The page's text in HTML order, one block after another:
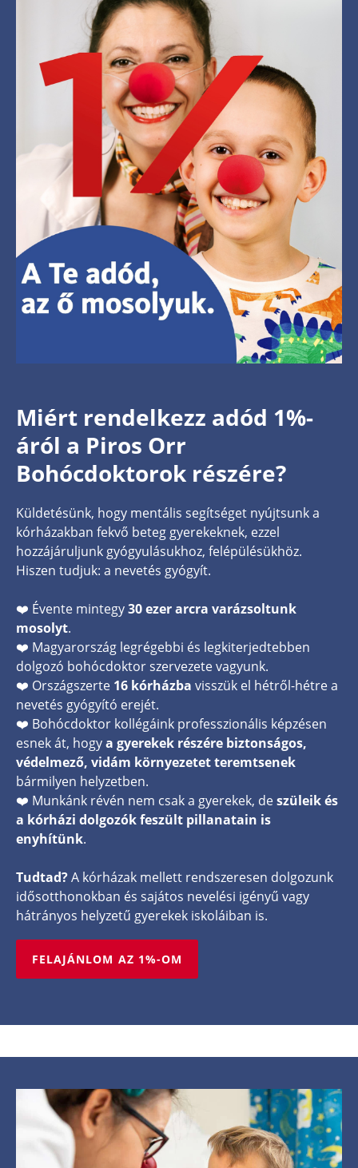
Miért rendelkezz adód 1%-
áról a Piros Orr
Bohócdoktorok részére?
Küldetésünk, hogy mentális segítséget nyújtsunk a
kórházakban fekvő beteg gyerekeknek, ezzel
hozzájáruljunk gyógyulásukhoz, felépülésükhöz.
Hiszen tudjuk: a nevetés gyógyít.
❤️ Évente mintegy30 ezer arcra varázsoltunk
mosolyt.
❤️ Magyarország legrégebbi és legkiterjedtebben
dolgozó bohócdoktor szervezete vagyunk.
❤️ Országszerte 16 kórházba visszük el hétről-hétre a
nevetés gyógyító erejét.
❤️ Bohócdoktor kollégáink professzionális képzésen
esnek át, hogya gyerekek részére biztonságos,
védelmező, vidám környezetet teremtsenek
bármilyen helyzetben.
❤️ Munkánk révén nem csak a gyerekek, deszüleik és
a kórházi dolgozók feszült pillanatain is
enyhítünk.
Tudtad?A kórházak mellett rendszeresen dolgozunk
idősotthonokban és sajátos nevelési igényű vagy
hátrányos helyzetű gyerekek iskoláiban is.
FELAJÁNLOM AZ 1%-OM